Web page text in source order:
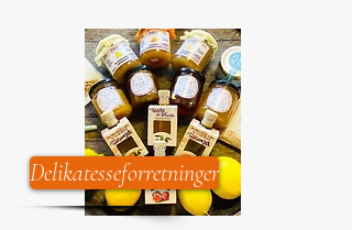
Delikatesseforretninger